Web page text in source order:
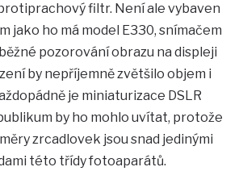
filtr. Není ale vybaven
jako ho má model E330, snímačem
pozorování obrazu na displeji
by nepříjemně zvětšilo objem i
je miniaturizace DSLR
by ho mohlo uvítat, protože
zrcadlovek jsou snad jedinými
této třídy fotoaparátů.